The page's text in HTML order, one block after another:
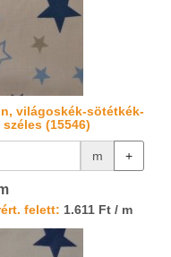
világoskék-sötétkék-
(15546)
m +
felett: 1.611 Ft / m